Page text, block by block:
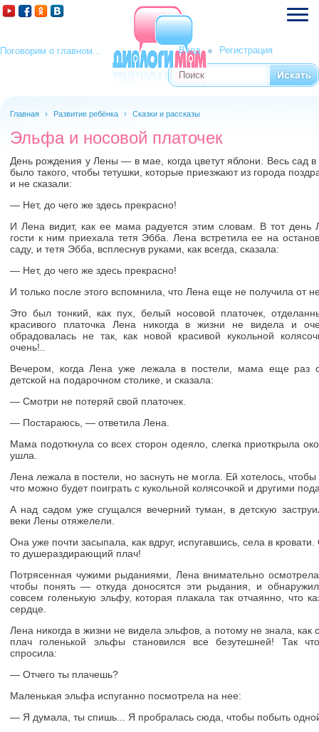
Поговорим о главном... Вход Регистрация
Форма поиска
Поиск
Главная › Развитие ребёнка › Сказки и рассказы
Эльфа и носовой платочек
День рождения у Лены — в мае, когда цветут яблони. Весь сад
было такого, чтобы тетушки, которые приезжают из города
и не сказали:
— Нет, до чего же здесь прекрасно!
И Лена видит, как ее мама радуется этим словам. В тот день
гости к ним приехала тетя Эбба. Лена встретила ее на
саду, и тетя Эбба, всплеснув руками, как всегда, сказала:
— Нет, до чего же здесь прекрасно!
И только после этого вспомнила, что Лена еще не получила от
Это был тонкий, как пух, белый носовой платочек,
красивого платочка Лена никогда в жизни не видела и
обрадовалась не так, как новой красивой кукольной
очень!..
Вечером, когда Лена уже лежала в постели, мама еще раз
детской на подарочном столике, и сказала:
— Смотри не потеряй свой платочек.
— Постараюсь, — ответила Лена.
Мама подоткнула со всех сторон одеяло, слегка приоткрыла
ушла.
Лена лежала в постели, но заснуть не могла. Ей хотелось,
что можно будет поиграть с кукольной колясочкой и другими
А над садом уже сгущался вечерний туман, в детскую
веки Лены отяжелели.
Она уже почти засыпала, как вдруг, испугавшись, села в
то душераздирающий плач!
Потрясенная чужими рыданиями, Лена внимательно
чтобы понять — откуда доносятся эти рыдания, и
совсем голенькую эльфу, которая плакала так отчаянно, что
сердце.
Лена никогда в жизни не видела эльфов, а потому не знала, как
плач голенькой эльфы становился все безутешней! Так
спросила:
— Отчего ты плачешь?
Маленькая эльфа испуганно посмотрела на нее:
— Я думала, ты спишь... Я пробралась сюда, чтобы побыть